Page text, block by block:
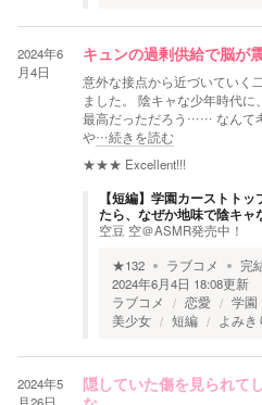
2024年6
月4日
キュンの過剰供給で脳が
意外な接点から近づいていく
ました。 陰キャな少年時代
最高だっただろう…… なんて
や…続きを読む
★★★ Excellent!!!
【短編】学園カーストト
たら、なぜか地味で陰キャ
空豆 空＠ASMR発売中！
★132 ラブコメ 完
2024年6月4日 18:08更新
ラブコメ
恋愛 学園
美少女
短編 よみき
2024年5
隠していた傷を見られて